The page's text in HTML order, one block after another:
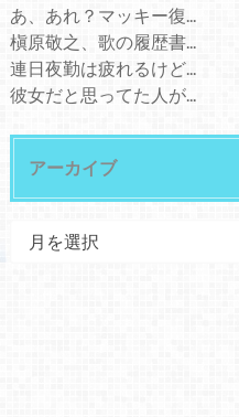
あ、あれ？マッキー復...
槇原敬之、歌の履歴書...
連日夜勤は疲れるけど...
彼女だと思ってた人が...
アーカイブ